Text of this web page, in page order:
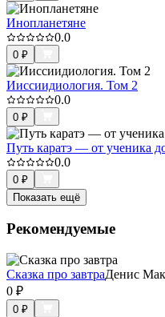
Инопланетяне
0.0
0 ₽
Ииссиидиология. Том 2
0.0
0 ₽
Путь каратэ — от ученика
0.0
0 ₽
Показать ещё
Рекомендуемые
Сказка про завтраДенис
0 ₽
0 ₽